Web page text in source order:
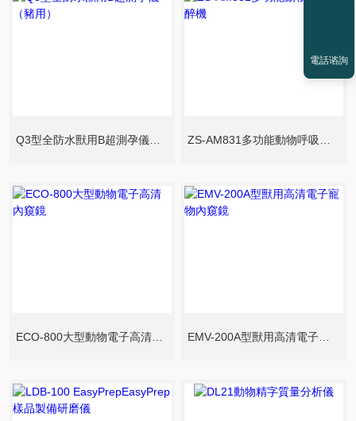
Q3型全防水獸用B超測孕儀（豬用） ZS-AM831多功能動物呼吸麻醉機
ECO-800大型動物電子高清內窺鏡 EMV-200A型獸用高清電子寵物內窺鏡
電話谘詢